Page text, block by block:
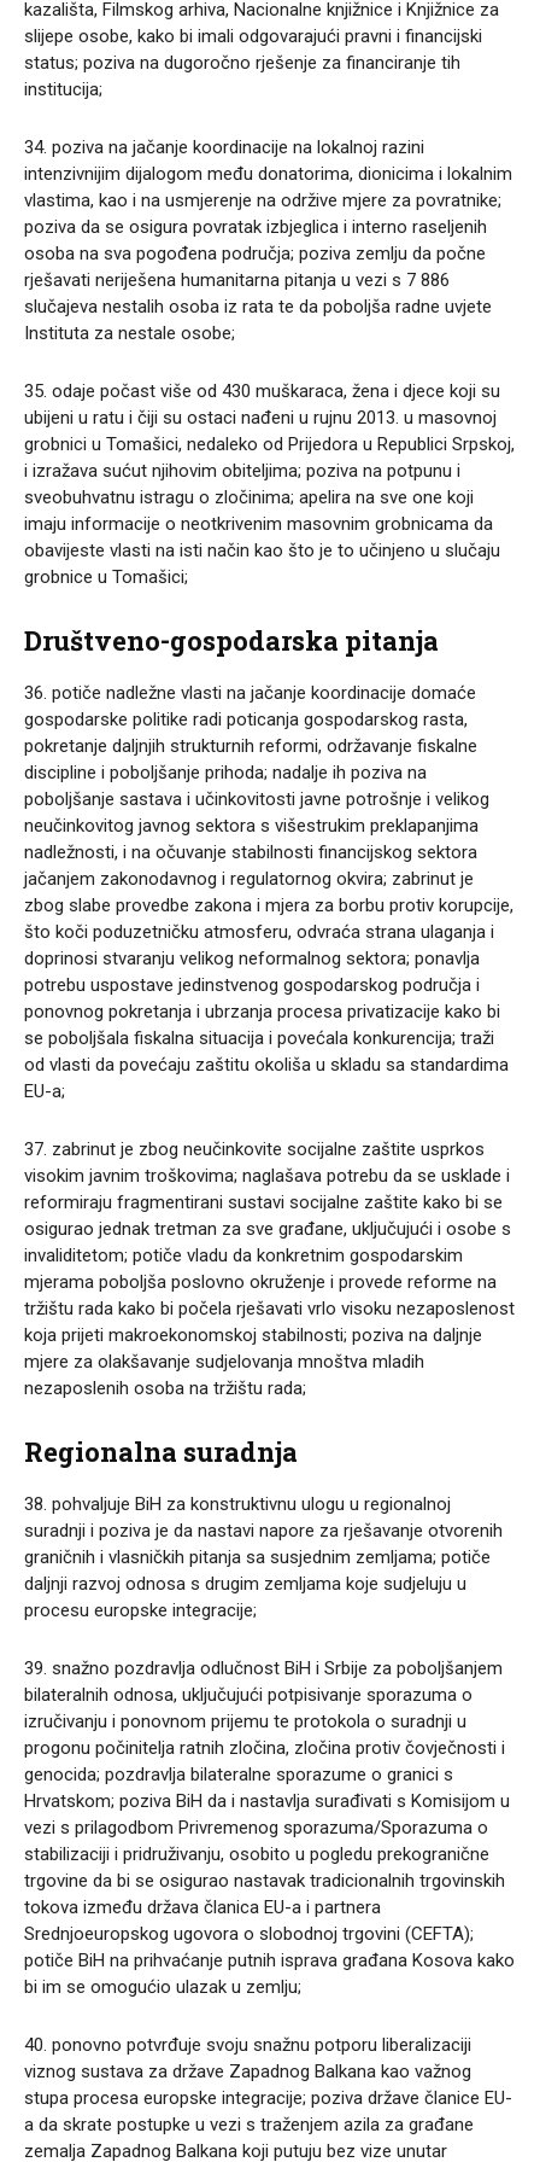
kazališta, Filmskog arhiva, Nacionalne knjižnice i Knjižnice za
slijepe osobe, kako bi imali odgovarajući pravni i financijski
status; poziva na dugoročno rješenje za financiranje tih
institucija;
34. poziva na jačanje koordinacije na lokalnoj razini
intenzivnijim dijalogom među donatorima, dionicima i lokalnim
vlastima, kao i na usmjerenje na održive mjere za povratnike;
poziva da se osigura povratak izbjeglica i interno raseljenih
osoba na sva pogođena područja; poziva zemlju da počne
rješavati neriješena humanitarna pitanja u vezi s 7 886
slučajeva nestalih osoba iz rata te da poboljša radne uvjete
Instituta za nestale osobe;
35. odaje počast više od 430 muškaraca, žena i djece koji su
ubijeni u ratu i čiji su ostaci nađeni u rujnu 2013. u masovnoj
grobnici u Tomašici, nedaleko od Prijedora u Republici Srpskoj,
i izražava sućut njihovim obiteljima; poziva na potpunu i
sveobuhvatnu istragu o zločinima; apelira na sve one koji
imaju informacije o neotkrivenim masovnim grobnicama da
obavijeste vlasti na isti način kao što je to učinjeno u slučaju
grobnice u Tomašici;
Društveno-gospodarska pitanja
36. potiče nadležne vlasti na jačanje koordinacije domaće
gospodarske politike radi poticanja gospodarskog rasta,
pokretanje daljnjih strukturnih reformi, održavanje fiskalne
discipline i poboljšanje prihoda; nadalje ih poziva na
poboljšanje sastava i učinkovitosti javne potrošnje i velikog
neučinkovitog javnog sektora s višestrukim preklapanjima
nadležnosti, i na očuvanje stabilnosti financijskog sektora
jačanjem zakonodavnog i regulatornog okvira; zabrinut je
zbog slabe provedbe zakona i mjera za borbu protiv korupcije,
što koči poduzetničku atmosferu, odvraća strana ulaganja i
doprinosi stvaranju velikog neformalnog sektora; ponavlja
potrebu uspostave jedinstvenog gospodarskog područja i
ponovnog pokretanja i ubrzanja procesa privatizacije kako bi
se poboljšala fiskalna situacija i povećala konkurencija; traži
od vlasti da povećaju zaštitu okoliša u skladu sa standardima
EU-a;
37. zabrinut je zbog neučinkovite socijalne zaštite usprkos
visokim javnim troškovima; naglašava potrebu da se usklade i
reformiraju fragmentirani sustavi socijalne zaštite kako bi se
osigurao jednak tretman za sve građane, uključujući i osobe s
invaliditetom; potiče vladu da konkretnim gospodarskim
mjerama poboljša poslovno okruženje i provede reforme na
tržištu rada kako bi počela rješavati vrlo visoku nezaposlenost
koja prijeti makroekonomskoj stabilnosti; poziva na daljnje
mjere za olakšavanje sudjelovanja mnoštva mladih
nezaposlenih osoba na tržištu rada;
Regionalna suradnja
38. pohvaljuje BiH za konstruktivnu ulogu u regionalnoj
suradnji i poziva je da nastavi napore za rješavanje otvorenih
graničnih i vlasničkih pitanja sa susjednim zemljama; potiče
daljnji razvoj odnosa s drugim zemljama koje sudjeluju u
procesu europske integracije;
39. snažno pozdravlja odlučnost BiH i Srbije za poboljšanjem
bilateralnih odnosa, uključujući potpisivanje sporazuma o
izručivanju i ponovnom prijemu te protokola o suradnji u
progonu počinitelja ratnih zločina, zločina protiv čovječnosti i
genocida; pozdravlja bilateralne sporazume o granici s
Hrvatskom; poziva BiH da i nastavlja surađivati s Komisijom u
vezi s prilagodbom Privremenog sporazuma/Sporazuma o
stabilizaciji i pridruživanju, osobito u pogledu prekogranične
trgovine da bi se osigurao nastavak tradicionalnih trgovinskih
tokova između država članica EU-a i partnera
Srednjoeuropskog ugovora o slobodnoj trgovini (CEFTA);
potiče BiH na prihvaćanje putnih isprava građana Kosova kako
bi im se omogućio ulazak u zemlju;
40. ponovno potvrđuje svoju snažnu potporu liberalizaciji
viznog sustava za države Zapadnog Balkana kao važnog
stupa procesa europske integracije; poziva države članice EU-
a da skrate postupke u vezi s traženjem azila za građane
zemalja Zapadnog Balkana koji putuju bez vize unutar